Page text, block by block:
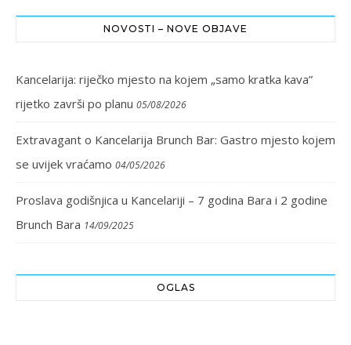
NOVOSTI – NOVE OBJAVE
Kancelarija: riječko mjesto na kojem „samo kratka kava”
rijetko završi po planu 05/08/2026
Extravagant o Kancelarija Brunch Bar: Gastro mjesto kojem
se uvijek vraćamo 04/05/2026
Proslava godišnjica u Kancelariji – 7 godina Bara i 2 godine
Brunch Bara 14/09/2025
OGLAS